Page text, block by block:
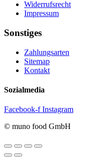
Widerrufsrecht
Impressum
Sonstiges
Zahlungsarten
Sitemap
Kontakt
Sozialmedia
Facebook-f Instagram
© muno food GmbH